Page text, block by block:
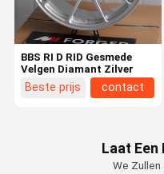
BBS RI D RID Gesmede
Velgen Diamant Zilver
Beste prijs contact
Laat
We Zullen